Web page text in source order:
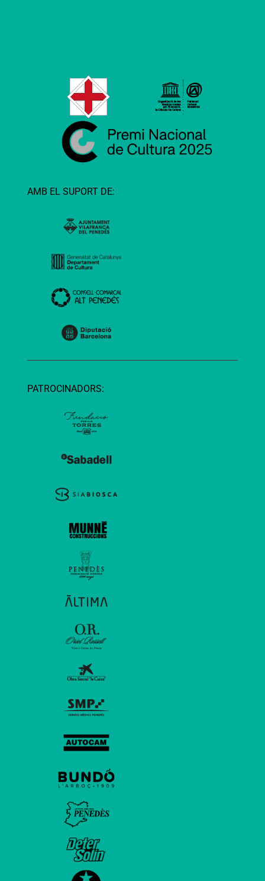
AMB EL SUPORT DE:
PATROCINADORS: